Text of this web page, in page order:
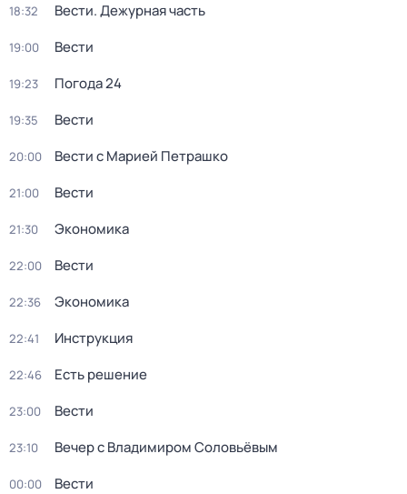
18:32 Вести. Дежурная часть
19:00 Вести
19:23 Погода 24
19:35 Вести
20:00 Вести с Марией Петрашко
21:00 Вести
21:30 Экономика
22:00 Вести
22:36 Экономика
22:41 Инструкция
22:46 Есть решение
23:00 Вести
23:10 Вечер с Владимиром Соловьёвым
00:00 Вести